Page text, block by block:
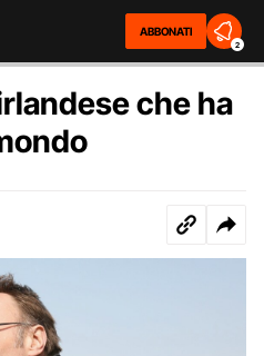
ABBONATI
2
che ha